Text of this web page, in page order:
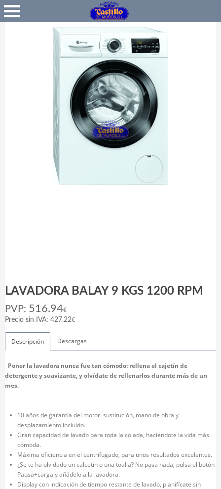
Favoritos
LAVADORA BALAY 9 KGS 1200 RPM
PVP: 516.94€
Precio sin IVA: 427.22€
Descripción Descargas
Poner la lavadora nunca fue tan cómodo: rellena el cajetín de
detergente y suavizante, y olvídate de rellenarlos durante más de un
mes.
10 años de garantía del motor: sustitución, mano de obra y
desplazamiento incluido.
Gran capacidad de lavado para toda la colada, haciéndote la vida más
cómoda.
Máxima eficiencia en el centrifugado, para unos resultados excelentes.
¿Se te ha olvidado un calcetín o una toalla? No pasa nada, pulsa el botón
Pausa+carga y añádelo a la lavadora.
Display con indicación de tiempo restante de lavado, planifícate sin